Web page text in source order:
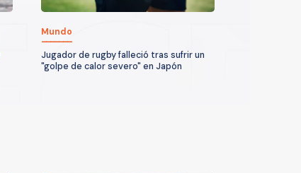
Mundo
Jugador de rugby falleció tras sufrir un
"golpe de calor severo" en Japón